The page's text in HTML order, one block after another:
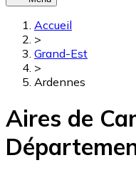
Accueil
>
Grand-Est
>
Ardennes
Aires de